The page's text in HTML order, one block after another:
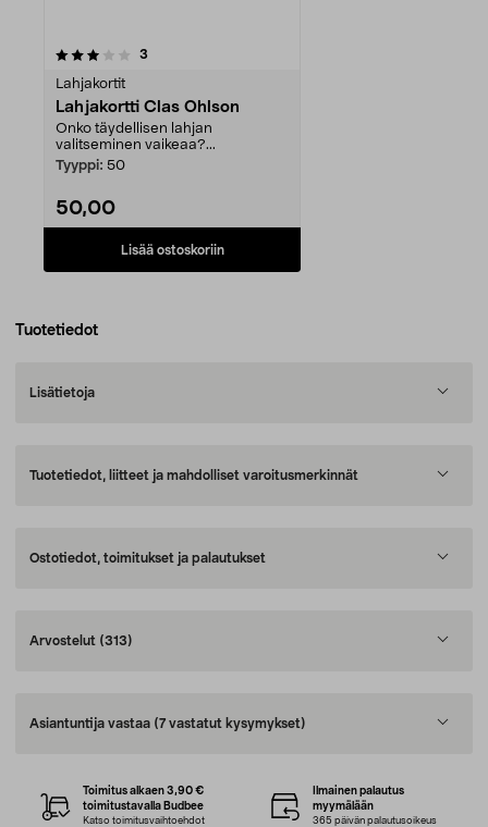
3
Lahjakortit
Lahjakortti Clas Ohlson
Onko täydellisen lahjan
valitseminen vaikeaa?...
Tyyppi: 50
50,00
Lisää ostoskoriin
Tuotetiedot
Lisätietoja
Tuotetiedot, liitteet ja mahdolliset varoitusmerkinnät
Ostotiedot, toimitukset ja palautukset
Arvostelut (313)
Asiantuntija vastaa (7 vastatut kysymykset)
Toimitus alkaen 3,90 €
toimitustavalla Budbee
Katso toimitusvaihtoehdot
Ilmainen palautus
myymälään
365 päivän palautusoikeus